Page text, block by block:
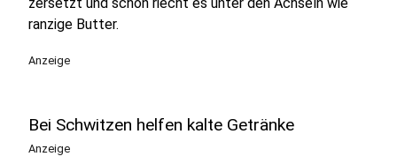
ranzige Butter.
Anzeige
Bei Schwitzen helfen kalte Getränke
Anzeige